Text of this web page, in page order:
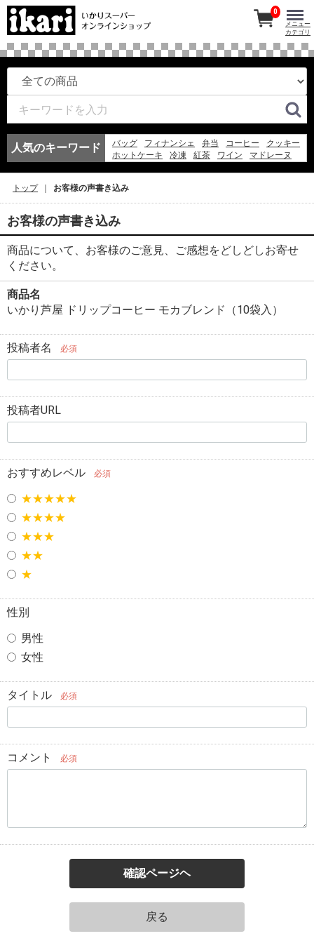
人気のキーワード バッグ フィナンシェ 弁当 コーヒー
クッキー
ホットケーキ
冷凍 紅茶 ワイン
マドレーヌ
ゼリー
0
メニュー
カテゴリ
トップ お客様の声書き込み
お客様の声書き込み
商品について、お客様のご意見、ご感想をどしどしお寄せ
ください。
商品名
いかり芦屋 ドリップコーヒー モカブレンド（10袋入）
投稿者名 必須
投稿者URL
おすすめレベル 必須
★★★★★
★★★★
★★★
★★
★
性別
男性
女性
タイトル 必須
コメント 必須
確認ページヘ
戻る